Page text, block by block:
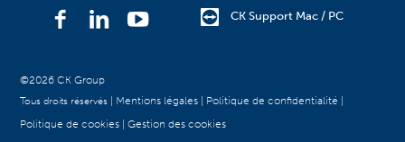
CK Support Mac / PC
©2026 CK Group
Tous droits réservés Mentions légales Politique de confidentialité
Politique de cookies |Gestion des cookies